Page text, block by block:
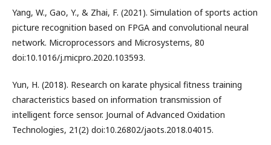
Yang, W., Gao, Y., & Zhai, F. (2021). Simulation of sports action
picture recognition based on FPGA and convolutional neural
network. Microprocessors and Microsystems, 80
doi:10.1016/j.micpro.2020.103593.
Yun, H. (2018). Research on karate physical fitness training
characteristics based on information transmission of
intelligent force sensor. Journal of Advanced Oxidation
Technologies, 21(2) doi:10.26802/jaots.2018.04015.